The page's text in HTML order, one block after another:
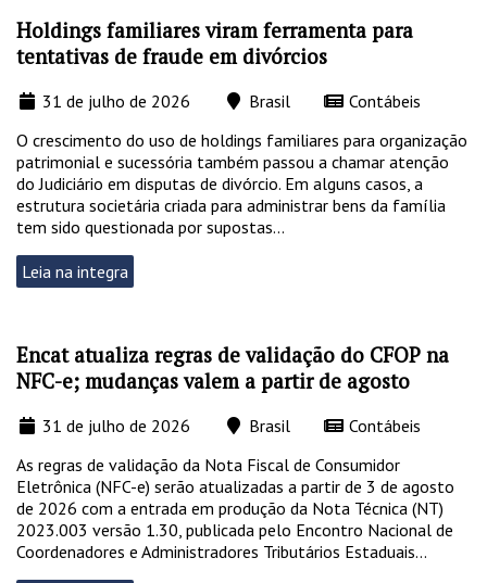
Holdings familiares viram ferramenta para
tentativas de fraude em divórcios
31 de julho de 2026 Brasil
Contábeis
O crescimento do uso de holdings familiares para organização
patrimonial e sucessória também passou a chamar atenção
do Judiciário em disputas de divórcio. Em alguns casos, a
estrutura societária criada para administrar bens da família
tem sido questionada por supostas...
Leia na integra
Encat atualiza regras de validação do CFOP na
NFC-e; mudanças valem a partir de agosto
31 de julho de 2026 Brasil
Contábeis
As regras de validação da Nota Fiscal de Consumidor
Eletrônica (NFC-e) serão atualizadas a partir de 3 de agosto
de 2026 com a entrada em produção da Nota Técnica (NT)
2023.003 versão 1.30, publicada pelo Encontro Nacional de
Coordenadores e Administradores Tributários Estaduais...